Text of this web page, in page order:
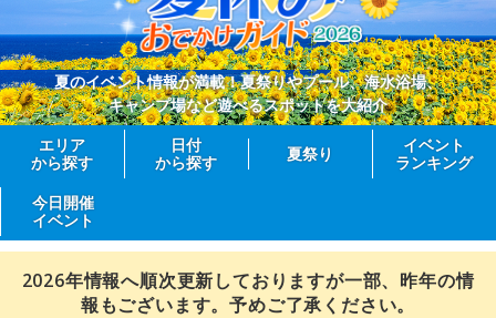
夏のイベント情報が満載！夏祭りやプール、海水浴場、
キャンプ場など遊べるスポットを大紹介
エリア
から探す
日付
から探す
夏祭り
イベント
ランキング
今日開催
イベント
2026年情報へ順次更新しておりますが一部、昨年の情
報もございます。予めご了承ください。